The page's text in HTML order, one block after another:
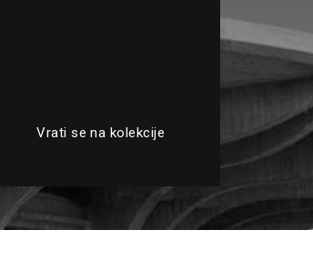
Vrati se na kolekcije